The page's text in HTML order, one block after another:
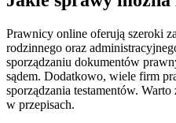
Prawnicy online oferują szeroki
rodzinnego oraz
sporządzaniu dokumentów
sądem. Dodatkowo, wiele firm
sporządzania testamentów.
w przepisach.